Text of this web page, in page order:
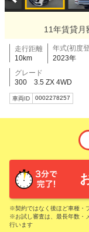
11年賃貸月
走行距離
10km
年式(初度
2023年
グレード
300 3.5 ZX 4WD
車両ID 0002278257
※契約ではなく後ほど車種・
※お試し審査は、最長年数・
行います